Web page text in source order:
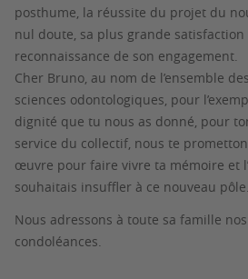
posthume, la réussite du projet du
nul doute, sa plus grande
reconnaissance de son engagement.
Cher Bruno, au nom de l’ensemble
sciences odontologiques, pour
dignité que tu nous as donné, pour
service du collectif, nous te
œuvre pour faire vivre ta mémoire et
souhaitais insuffler à ce nouveau pôle.
Nous adressons à toute sa famille
condoléances.